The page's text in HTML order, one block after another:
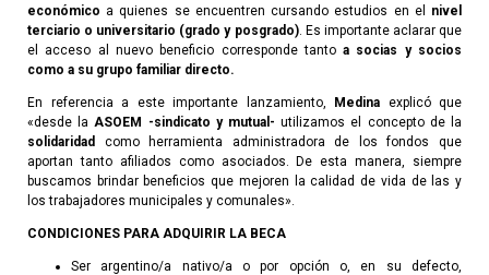
económico a quienes se encuentren cursando estudios en el nivel
terciario o universitario (grado y posgrado). Es importante aclarar que
el acceso al nuevo beneficio corresponde tantoa socias y socios
como a su grupo familiar directo.
En referencia a este importante lanzamiento, Medina explicó que
«desde la ASOEM -sindicato y mutual- utilizamos el concepto de la
solidaridad
como herramienta administradora de los fondos que
aportan tanto afiliados como asociados. De esta manera, siempre
buscamos brindar beneficios que mejoren la calidad de vida de las y
los trabajadores municipales y comunales».
CONDICIONES PARA ADQUIRIR LA BECA
Ser argentino/a nativo/a o por opción o, en su defecto,